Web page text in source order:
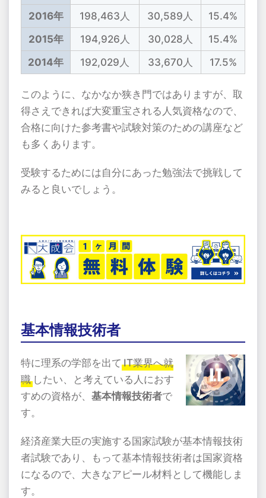
2016年 198,463人 30,589人
15.4%
2015年
194,926人 30,028人
15.4%
2014年
192,029人 33,670人 17.5%
このように、なかなか狭き門ではありますが、取
得さえできれば大変重宝される人気資格なので、
合格に向けた参考書や試験対策のための講座など
も多くあります。
受験するためには自分にあった勉強法で挑戦して
みると良いでしょう。
基本情報技術者
特に理系の学部を出て IT業界へ就
職 したい、と考えている人におす
すめの資格が、 基本情報技術者で
す。
経済産業大臣の実施する国家試験が基本情報技術
者試験であり、もって基本情報技術者は国家資格
になるので、大きなアピール材料として機能しま
す。